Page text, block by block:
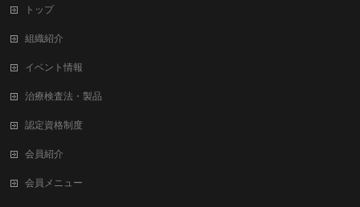
トップ
組織紹介
イベント情報
治療検査法・製品
認定資格制度
会員紹介
会員メニュー